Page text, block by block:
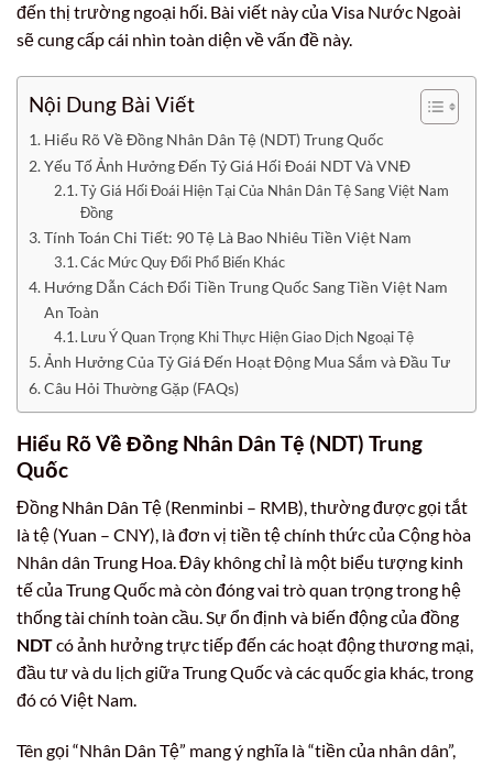
đến thị trường ngoại hối. Bài viết này của Visa Nước Ngoài
sẽ cung cấp cái nhìn toàn diện về vấn đề này.
Nội Dung Bài Viết
Hiểu Rõ Về Đồng Nhân Dân Tệ (NDT) Trung Quốc
Yếu Tố Ảnh Hưởng Đến Tỷ Giá Hối Đoái NDT Và VNĐ
Tỷ Giá Hối Đoái Hiện Tại Của Nhân Dân Tệ Sang Việt Nam
Đồng
Tính Toán Chi Tiết: 90 Tệ Là Bao Nhiêu Tiền Việt Nam
Các Mức Quy Đổi Phổ Biến Khác
Hướng Dẫn Cách Đổi Tiền Trung Quốc Sang Tiền Việt Nam
An Toàn
Lưu Ý Quan Trọng Khi Thực Hiện Giao Dịch Ngoại Tệ
Ảnh Hưởng Của Tỷ Giá Đến Hoạt Động Mua Sắm và Đầu Tư
Câu Hỏi Thường Gặp (FAQs)
Hiểu Rõ Về Đồng Nhân Dân Tệ (NDT) Trung
Quốc
Đồng Nhân Dân Tệ (Renminbi – RMB), thường được gọi tắt
là tệ (Yuan – CNY), là đơn vị tiền tệ chính thức của Cộng hòa
Nhân dân Trung Hoa. Đây không chỉ là một biểu tượng kinh
tế của Trung Quốc mà còn đóng vai trò quan trọng trong hệ
thống tài chính toàn cầu. Sự ổn định và biến động của đồng
NDTcó ảnh hưởng trực tiếp đến các hoạt động thương mại,
đầu tư và du lịch giữa Trung Quốc và các quốc gia khác, trong
đó có Việt Nam.
Tên gọi “Nhân Dân Tệ” mang ý nghĩa là “tiền của nhân dân”,